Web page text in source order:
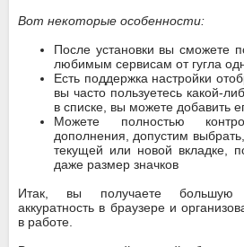
Вот некоторые особенности:
После установки вы сможете
любимым сервисам от гугла
Есть поддержка настройки
вы часто пользуетесь какой-
в списке, вы можете добавить
Можете полностью
дополнения, допустим
текущей или новой вкладке,
даже размер значков
Итак, вы получаете большую
аккуратность в браузере и
в работе.